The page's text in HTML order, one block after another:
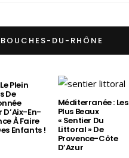
BOUCHES-DU-RHÔNE
Plein
De
En-
À Faire
Enfants !
Méditerranée : Les
Plus Beaux
« Sentier Du
Littoral » De
Provence-Côte
D’Azur